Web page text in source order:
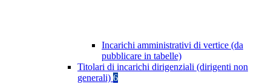
Incarichi amministrativi di vertice (da
pubblicare in tabelle)
Titolari di incarichi dirigenziali (dirigenti non
generali) 6